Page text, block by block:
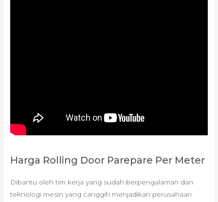
Harga Rolling Door Parepare Per Meter
Dibantu oleh tim kerja yang sudah berpengalaman dan
teknologi mesin yang canggih menjadikan perusahaan